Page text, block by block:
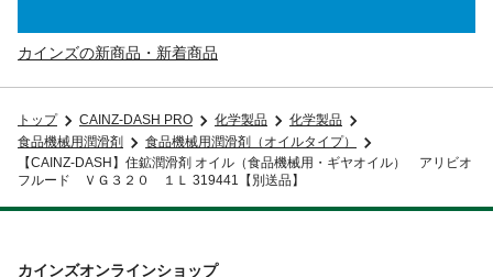
カインズの新商品・新着商品
トップ CAINZ-DASH PRO 化学製品
化学製品
食品機械用潤滑剤
食品機械用潤滑剤（オイルタイプ）
【CAINZ-DASH】住鉱潤滑剤 オイル（食品機械用・ギヤオイル） アリビオ
フルード ＶＧ３２０ １Ｌ 319441【別送品】
カインズオンラインショップ